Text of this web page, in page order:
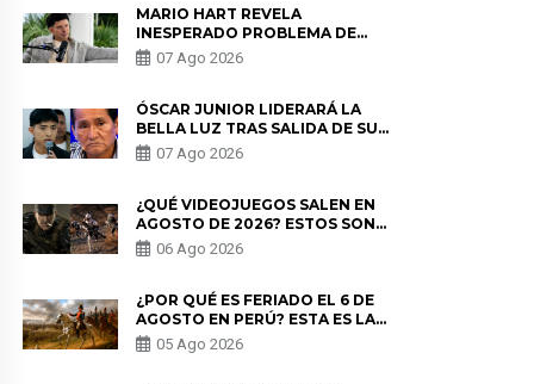
MARIO HART REVELA
INESPERADO PROBLEMA DE
SALUD ANTES DE SEPARARSE DE
KORINA: “ME ENCONTRARON UN
07 Ago 2026
ÓSCAR JUNIOR LIDERARÁ LA
BELLA LUZ TRAS SALIDA DE SU
PADRE POR POLÉMICA CON
NALDY SALDAÑA
07 Ago 2026
¿QUÉ VIDEOJUEGOS SALEN EN
AGOSTO DE 2026? ESTOS SON
LOS ESTRENOS MÁS ESPERADOS
06 Ago 2026
¿POR QUÉ ES FERIADO EL 6 DE
AGOSTO EN PERÚ? ESTA ES LA
HISTORIA
05 Ago 2026